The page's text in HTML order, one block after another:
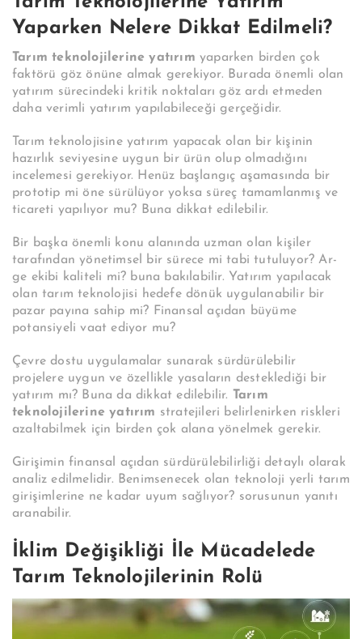
Yaparken Nelere Dikkat Edilmeli?
Tarım teknolojilerine yatırım yaparken birden çok
faktörü göz önüne almak gerekiyor. Burada önemli olan
yatırım sürecindeki kritik noktaları göz ardı etmeden
daha verimli yatırım yapılabileceği gerçeğidir.
Tarım teknolojisine yatırım yapacak olan bir kişinin
hazırlık seviyesine uygun bir ürün olup olmadığını
incelemesi gerekiyor. Henüz başlangıç aşamasında bir
prototip mi öne sürülüyor yoksa süreç tamamlanmış ve
ticareti yapılıyor mu? Buna dikkat edilebilir.
Bir başka önemli konu alanında uzman olan kişiler
tarafından yönetimsel bir sürece mi tabi tutuluyor? Ar-
ge ekibi kaliteli mi? buna bakılabilir. Yatırım yapılacak
olan tarım teknolojisi hedefe dönük uygulanabilir bir
pazar payına sahip mi? Finansal açıdan büyüme
potansiyeli vaat ediyor mu?
Çevre dostu uygulamalar sunarak sürdürülebilir
projelere uygun ve özellikle yasaların desteklediği bir
yatırım mı? Buna da dikkat edilebilir. Tarım
teknolojilerine yatırım stratejileri belirlenirken riskleri
azaltabilmek için birden çok alana yönelmek gerekir.
Girişimin finansal açıdan sürdürülebilirliği detaylı olarak
analiz edilmelidir. Benimsenecek olan teknoloji yerli tarım
girişimlerine ne kadar uyum sağlıyor? sorusunun yanıtı
aranabilir.
İklim Değişikliği İle Mücadelede
Tarım Teknolojilerinin Rolü